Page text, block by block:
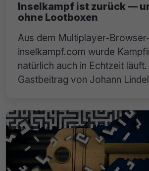
Inselkampf ist zurück —
ohne Lootboxen
Aus dem Multiplayer-
inselkampf.com wurde
natürlich auch in Echtzeit läuft.
Gastbeitrag von Johann